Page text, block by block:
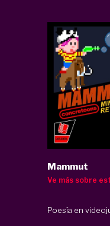
Mammut
Ve más sobre
Poesía en